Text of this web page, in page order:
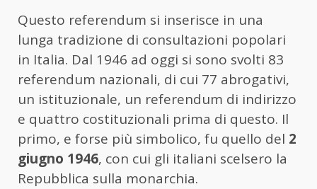
Questo referendum si inserisce in una
lunga tradizione di consultazioni popolari
in Italia. Dal 1946 ad oggi si sono svolti 83
referendum nazionali, di cui 77 abrogativi,
un istituzionale, un referendum di indirizzo
e quattro costituzionali prima di questo. Il
primo, e forse più simbolico, fu quello del 2
giugno 1946, con cui gli italiani scelsero la
Repubblica sulla monarchia.